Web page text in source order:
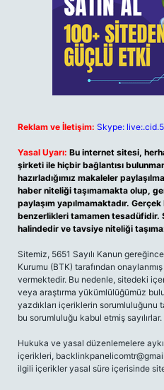
Reklam ve İletişim: Skype:
Yasal Uyarı: Bu internet sitesi,
şirketi ile hiçbir bağlantısı
hazırladığımız makaleler
haber niteliği taşımamakta olup,
paylaşım yapılmamaktadır.
benzerlikleri tamamen tesadüfidir.
halindedir ve tavsiye niteliği
Sitemiz, 5651 Sayılı Kanun
Kurumu (BTK) tarafından
vermektedir. Bu nedenle, sitedeki
veya araştırma yükümlülüğümüz
yazdıkları içeriklerin sorumluluğunu
bu sorumluluğu kabul etmiş sayılırlar.
Hukuka ve yasal düzenlemelere
içerikleri,
ilgili içerikler yasal süre içerisinde